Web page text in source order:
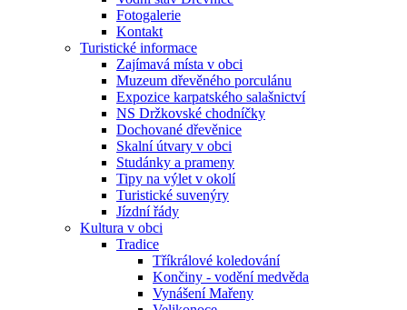
Fotogalerie
Kontakt
Turistické informace
Zajímavá místa v obci
Muzeum dřevěného porculánu
Expozice karpatského salašnictví
NS Držkovské chodníčky
Dochované dřevěnice
Skalní útvary v obci
Studánky a prameny
Tipy na výlet v okolí
Turistické suvenýry
Jízdní řády
Kultura v obci
Tradice
Tříkrálové koledování
Končiny - vodění medvěda
Vynášení Mařeny